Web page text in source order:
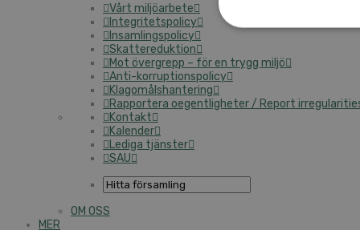
Vårt miljöarbete
Integritetspolicy
Insamlingspolicy
Skattereduktion
Mot övergrepp – för en trygg miljö
Anti-korruptionspolicy
Klagomålshantering
Rapportera oegentligheter / Report
Kontakt
Kalender
Lediga tjänster
SAU
OM OSS
MER